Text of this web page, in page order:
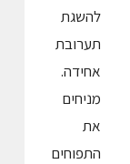
להשגת
תערובת
אחידה.
מניחים
את
התפוחים